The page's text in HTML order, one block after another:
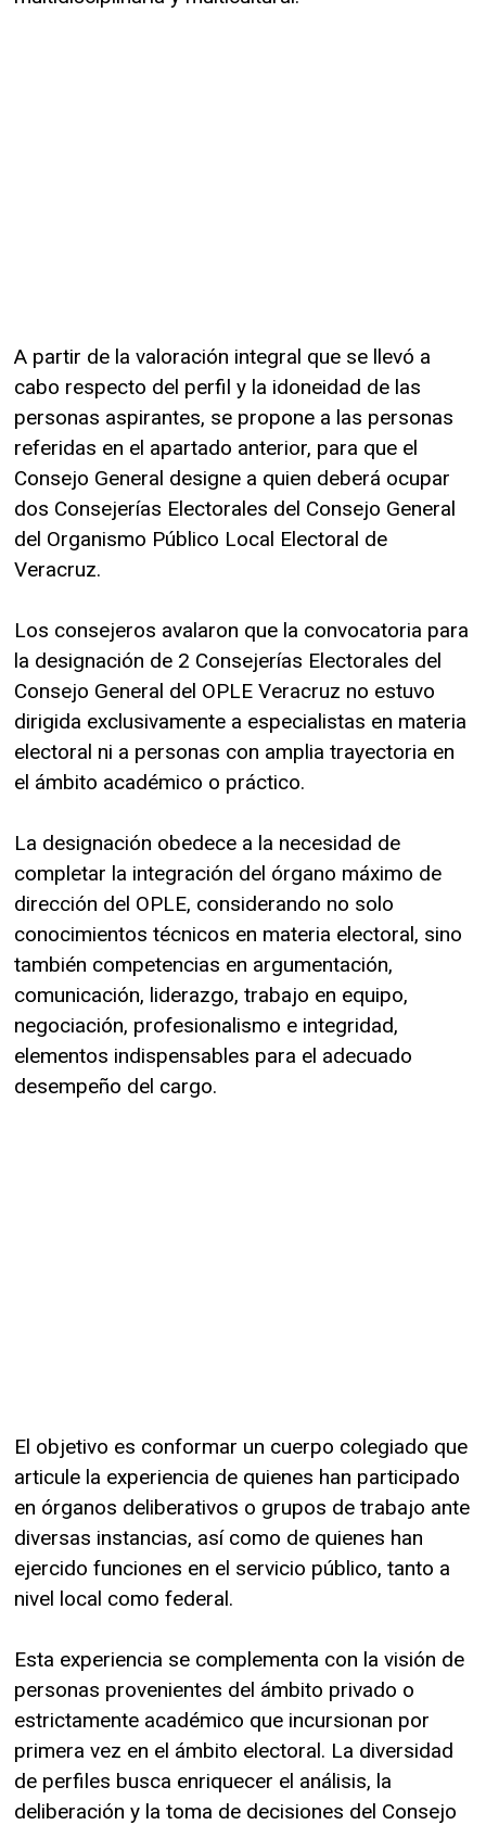
A partir de la valoración integral que se llevó a
cabo respecto del perfil y la idoneidad de las
personas aspirantes, se propone a las personas
referidas en el apartado anterior, para que el
Consejo General designe a quien deberá ocupar
dos Consejerías Electorales del Consejo General
del Organismo Público Local Electoral de
Veracruz.
Los consejeros avalaron que la convocatoria para
la designación de 2 Consejerías Electorales del
Consejo General del OPLE Veracruz no estuvo
dirigida exclusivamente a especialistas en materia
electoral ni a personas con amplia trayectoria en
el ámbito académico o práctico.
La designación obedece a la necesidad de
completar la integración del órgano máximo de
dirección del OPLE, considerando no solo
conocimientos técnicos en materia electoral, sino
también competencias en argumentación,
comunicación, liderazgo, trabajo en equipo,
negociación, profesionalismo e integridad,
elementos indispensables para el adecuado
desempeño del cargo.
El objetivo es conformar un cuerpo colegiado que
articule la experiencia de quienes han participado
en órganos deliberativos o grupos de trabajo ante
diversas instancias, así como de quienes han
ejercido funciones en el servicio público, tanto a
nivel local como federal.
Esta experiencia se complementa con la visión de
personas provenientes del ámbito privado o
estrictamente académico que incursionan por
primera vez en el ámbito electoral. La diversidad
de perfiles busca enriquecer el análisis, la
deliberación y la toma de decisiones del Consejo